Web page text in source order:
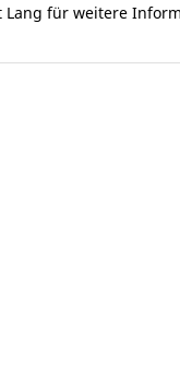
Lang für weitere